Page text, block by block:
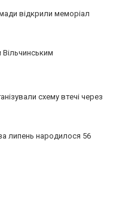
відкрили меморіал
Вільчинським
схему втечі через
за липень народилося 56